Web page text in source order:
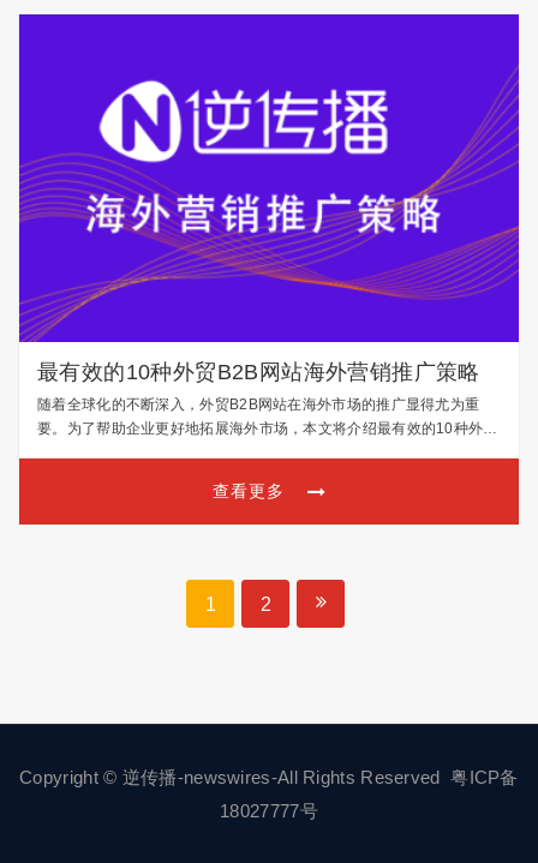
最有效的10种外贸B2B网站海外营销推广策略
随着全球化的不断深入，外贸B2B网站在海外市场的推广显得尤为重
要。为了帮助企业更好地拓展海外市场，本文将介绍最有效的10种外贸
查看更多
1 2
Copyright © 逆传播-newswires-All Rights Reserved粤ICP备
18027777号